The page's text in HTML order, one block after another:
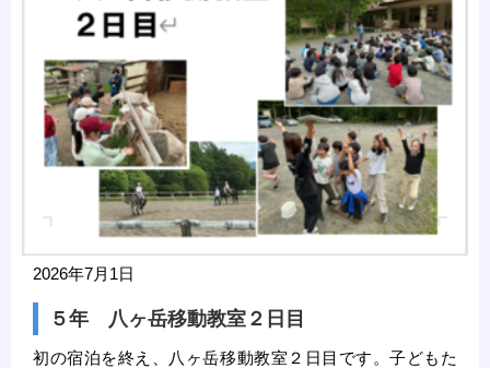
2026年7月1日
５年 八ヶ岳移動教室２日目
初の宿泊を終え、八ヶ岳移動教室２日目です。子どもた